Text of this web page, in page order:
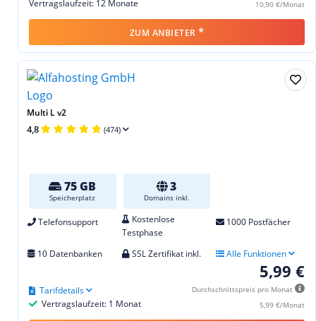
10,90 €/Monat
Vertragslaufzeit: 12 Monate
ZUM ANBIETER *
Multi L v2
4,8 (474)
75 GB
Speicherplatz
3
Domains inkl.
Telefonsupport
Kostenlose
Testphase
1000 Postfächer
10 Datenbanken SSL Zertifikat inkl. Alle Funktionen
5,99 €
Durchschnittspreis pro Monat
5,99 €/Monat
Vertragslaufzeit: 1 Monat
Tarifdetails